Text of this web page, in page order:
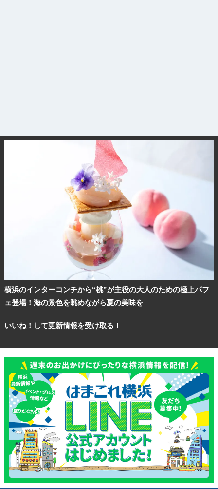
横浜のインターコンチから“桃”が主役の大人のための極上パフ
ェ登場！海の景色を眺めながら夏の美味を
いいね！して更新情報を受け取る！